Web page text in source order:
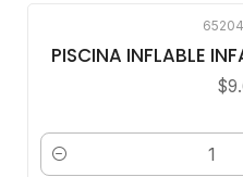
PISCINA INFLABLE
Cantidad